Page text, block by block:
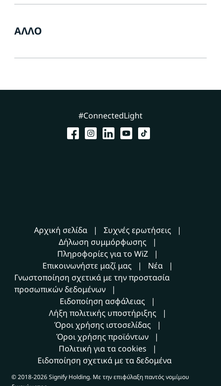
ΆΛΛΟ
#ConnectedLight
Αρχική σελίδα
Συχνές ερωτήσεις
Δήλωση συμμόρφωσης
Πληροφορίες για το WiZ
Επικοινωνήστε μαζί μας
Νέα
Γνωστοποίηση σχετικά με την προστασία
προσωπικών δεδομένων
Ειδοποίηση ασφάλειας
Λήξη πολιτικής υποστήριξης
Όροι χρήσης ιστοσελίδας
Όροι χρήσης προϊόντων
Πολιτική για τα cookies
Ειδοποίηση σχετικά με τα δεδομένα
© 2018-2026 Signify Holding. Με την επιφύλαξη παντός νομίμου